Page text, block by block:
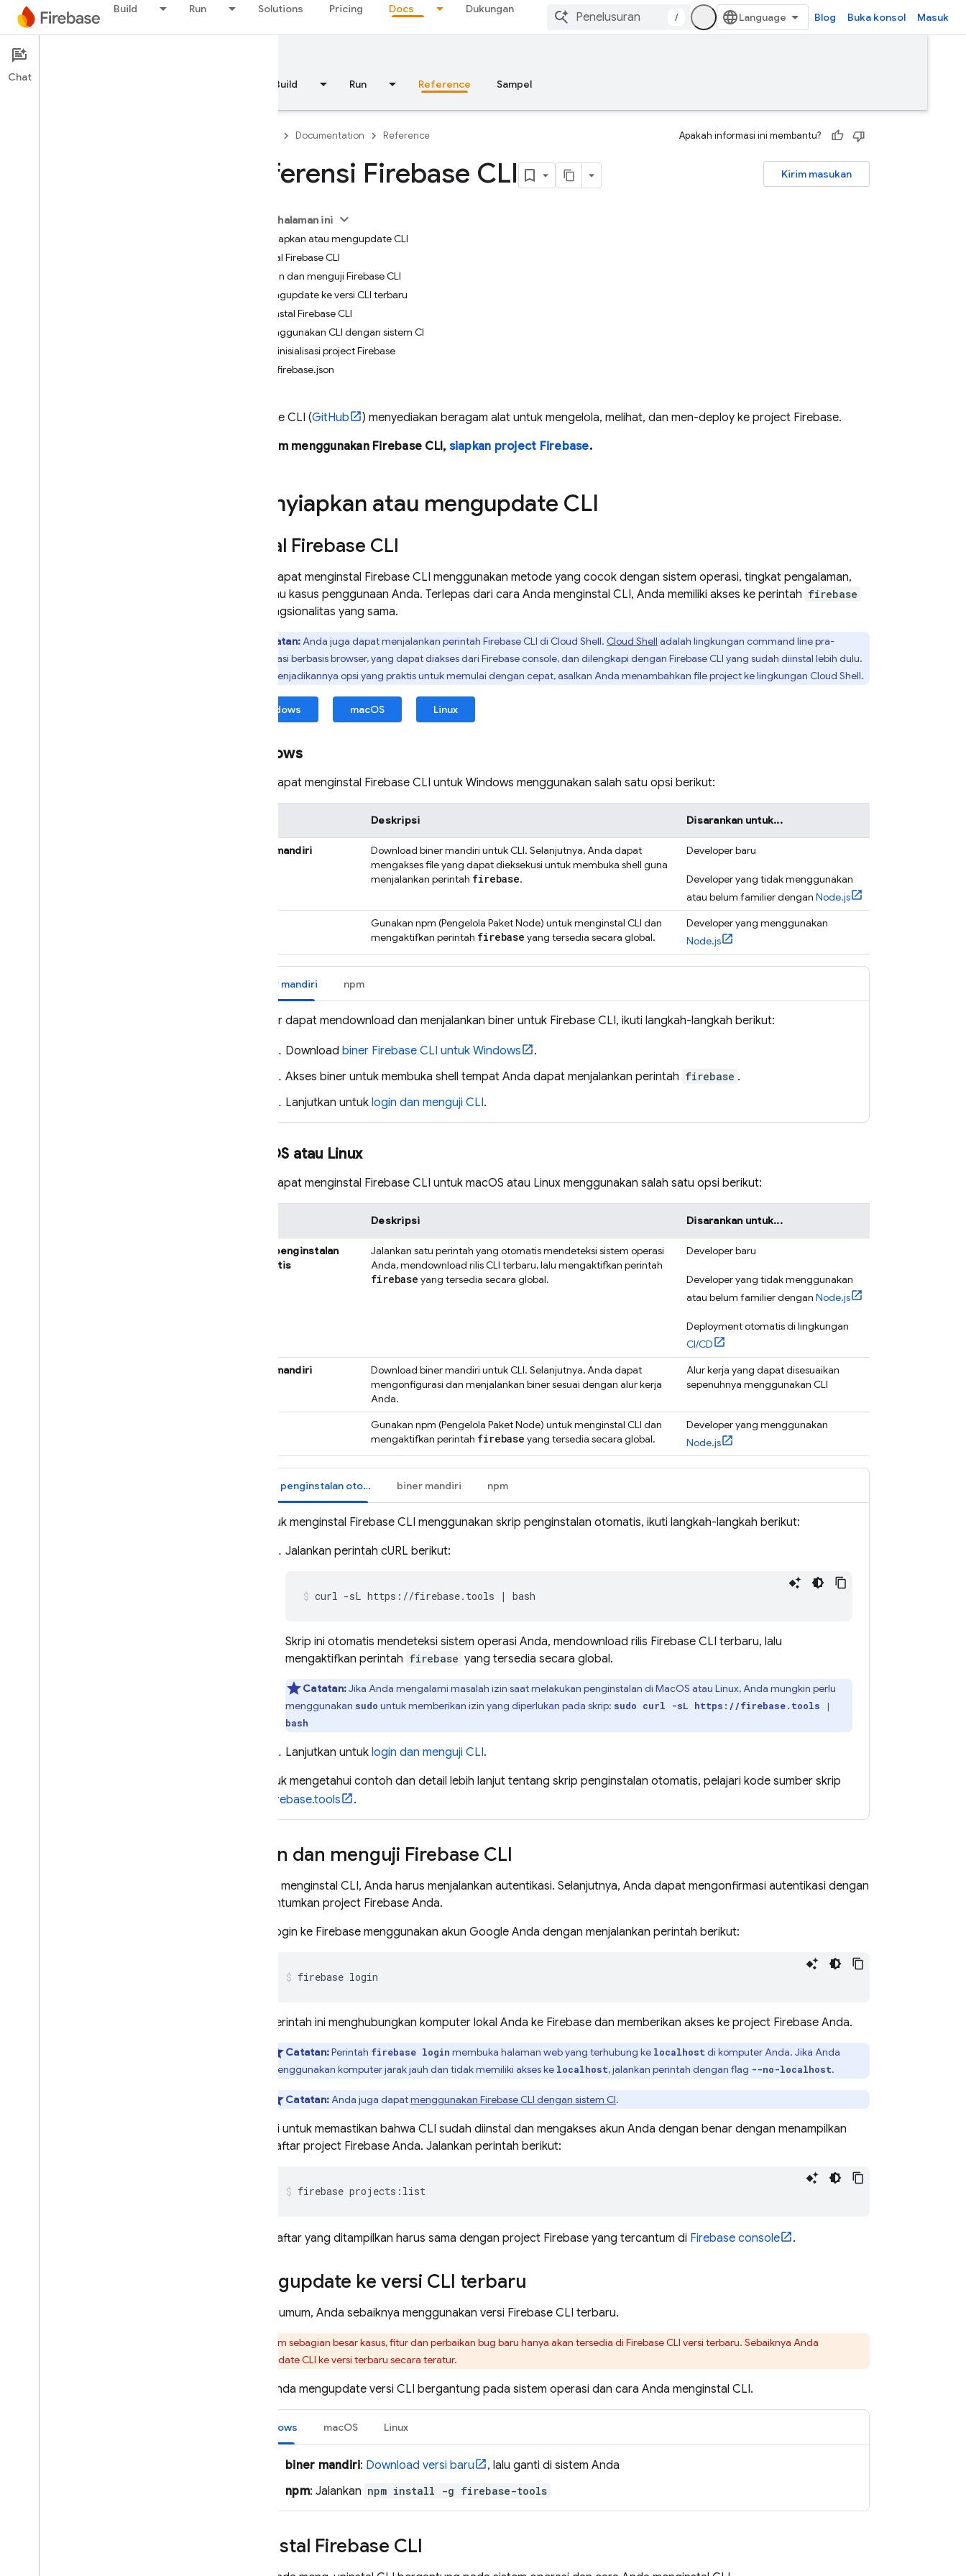
Build Run Solutions Pricing Docs Dukungan
/ Blog Buka konsol Masuk
Documentation
Ringkasan Build Run Reference Sampel
Documentation Reference Apakah informasi ini membantu?
Kirim masukan
Referensi Firebase CLI
Pada halaman ini
Menyiapkan atau mengupdate CLI
Instal Firebase CLI
Login dan menguji Firebase CLI
Mengupdate ke versi CLI terbaru
Uninstal Firebase CLI
Menggunakan CLI dengan sistem CI
Menginisialisasi project Firebase
File firebase.json
Firebase CLI (GitHub
) menyediakan beragam alat untuk mengelola, melihat, dan men-deploy ke project Firebase.
Sebelum menggunakan Firebase CLI, siapkan project Firebase.
Menyiapkan atau mengupdate CLI
Instal Firebase CLI
Anda dapat menginstal Firebase CLI menggunakan metode yang cocok dengan sistem operasi, tingkat pengalaman,
dan/atau kasus penggunaan Anda. Terlepas dari cara Anda menginstal CLI, Anda memiliki akses ke perintah firebase
dan fungsionalitas yang sama.
Catatan:Anda juga dapat menjalankan perintah Firebase CLI di Cloud Shell. Cloud Shell adalah lingkungan command line pra-
autentikasi berbasis browser, yang dapat diakses dari Firebaseconsole, dan dilengkapi dengan Firebase CLI yang sudah diinstal lebih dulu.
Hal ini menjadikannya opsi yang praktis untuk memulai dengan cepat, asalkan Anda menambahkan file project ke lingkungan Cloud Shell.
Windows macOS Linux
Windows
Anda dapat menginstal Firebase CLI untuk Windows menggunakan salah satu opsi berikut:
Deskripsi Disarankan untuk...
biner mandiri
Download biner mandiri untuk CLI. Selanjutnya, Anda dapat
mengakses file yang dapat dieksekusi untuk membuka shell guna
menjalankan perintah firebase.
Developer baru
Developer yang tidak menggunakan
atau belum familier dengan Node.js
Gunakan npm (Pengelola Paket Node) untuk menginstal CLI dan
mengaktifkan perintah firebase yang tersedia secara global.
Developer yang menggunakan
Node.js
biner mandiri npm
Agar dapat mendownload dan menjalankan biner untuk Firebase CLI, ikuti langkah-langkah berikut:
Download biner Firebase CLI untuk Windows
.
Akses biner untuk membuka shell tempat Anda dapat menjalankan perintah firebase .
Lanjutkan untuk login dan menguji CLI.
OS atau Linux
Anda dapat menginstal Firebase CLI untuk macOS atau Linux menggunakan salah satu opsi berikut:
Deskripsi Disarankan untuk...
skrip penginstalan
otomatis
Jalankan satu perintah yang otomatis mendeteksi sistem operasi
Anda, mendownload rilis CLI terbaru, lalu mengaktifkan perintah
firebase yang tersedia secara global.
Developer baru
Developer yang tidak menggunakan
atau belum familier dengan Node.js
Deployment otomatis di lingkungan
CI/CD
biner mandiri
Download biner mandiri untuk CLI. Selanjutnya, Anda dapat
mengonfigurasi dan menjalankan biner sesuai dengan alur kerja
Anda.
Alur kerja yang dapat disesuaikan
sepenuhnya menggunakan CLI
Gunakan npm (Pengelola Paket Node) untuk menginstal CLI dan
mengaktifkan perintah firebase yang tersedia secara global.
Developer yang menggunakan
Node.js
skrip penginstalan otomatis biner mandiri npm
Untuk menginstal Firebase CLI menggunakan skrip penginstalan otomatis, ikuti langkah-langkah berikut:
Jalankan perintah cURL berikut:
curl -sL https://firebase.tools | bash
Skrip ini otomatis mendeteksi sistem operasi Anda, mendownload rilis Firebase CLI terbaru, lalu
mengaktifkan perintah firebase yang tersedia secara global.
Catatan:Jika Anda mengalami masalah izin saat melakukan penginstalan di MacOS atau Linux, Anda mungkin perlu
menggunakan sudo untuk memberikan izin yang diperlukan pada skrip: sudo curl -sL https://firebase.tools |
bash
Lanjutkan untuk login dan menguji CLI.
Untuk mengetahui contoh dan detail lebih lanjut tentang skrip penginstalan otomatis, pelajari kode sumber skrip
firebase.tools .
Login dan menguji Firebase CLI
Setelah menginstal CLI, Anda harus menjalankan autentikasi. Selanjutnya, Anda dapat mengonfirmasi autentikasi dengan
mencantumkan project Firebase Anda.
Login ke Firebase menggunakan akun Google Anda dengan menjalankan perintah berikut:
firebase login
Perintah ini menghubungkan komputer lokal Anda ke Firebase dan memberikan akses ke project Firebase Anda.
Catatan:Perintah firebase login membuka halaman web yang terhubung ke localhost di komputer Anda. Jika Anda
menggunakan komputer jarak jauh dan tidak memiliki akses ke localhost, jalankan perintah dengan flag --no-localhost.
Catatan:Anda juga dapatmenggunakan Firebase CLI dengan sistem CI.
Uji untuk memastikan bahwa CLI sudah diinstal dan mengakses akun Anda dengan benar dengan menampilkan
daftar project Firebase Anda. Jalankan perintah berikut:
firebase projects:list
Daftar yang ditampilkan harus sama dengan project Firebase yang tercantum di Firebase console .
Mengupdate ke versi CLI terbaru
Secara umum, Anda sebaiknya menggunakan versi Firebase CLI terbaru.
Dalam sebagian besar kasus, fitur dan perbaikan bug baru hanya akan tersedia di FirebaseCLI versi terbaru. Sebaiknya Anda
mengupdate CLI ke versi terbaru secara teratur.
Cara Anda mengupdate versi CLI bergantung pada sistem operasi dan cara Anda menginstal CLI.
Windows macOS Linux
biner mandiri: Download versi baru
, lalu ganti di sistem Anda
npm: Jalankan npm install -g firebase-tools
Uninstal Firebase CLI
Chat